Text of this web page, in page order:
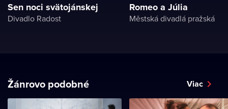
Sen noci svätojánskej
Divadlo Radost
Romeo a Júlia
Městská divadlá pražská
Žánrovo podobné Viac